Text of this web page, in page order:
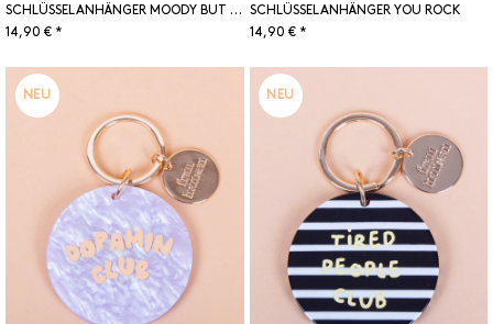
SCHLÜSSELANHÄNGER MOODY BUT CUTE
14,90 € *
SCHLÜSSELANHÄNGER YOU ROCK
14,90 € *
NEU NEU